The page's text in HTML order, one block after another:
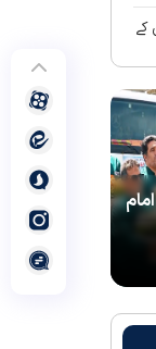
کے